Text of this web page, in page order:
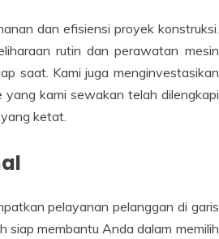
dan efisiensi proyek konstruksi.
rutin dan perawatan mesin
saat. Kami juga menginvestasikan
kami sewakan telah dilengkapi
ketat.
pelayanan pelanggan di garis
siap membantu Anda dalam memilih